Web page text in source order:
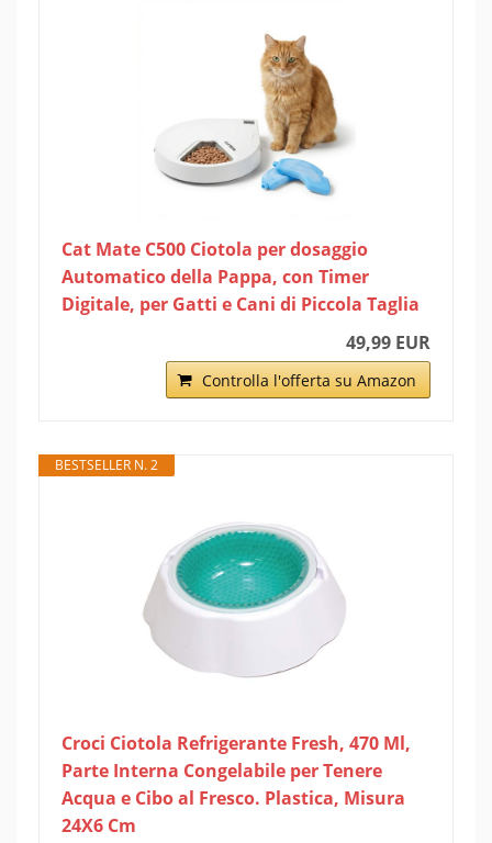
Cat Mate C500 Ciotola per dosaggio
Automatico della Pappa, con Timer
Digitale, per Gatti e Cani di Piccola Taglia
49,99 EUR
Controlla l'offerta su Amazon
BESTSELLER N. 2
Croci Ciotola Refrigerante Fresh, 470 Ml,
Parte Interna Congelabile per Tenere
Acqua e Cibo al Fresco. Plastica, Misura
24X6 Cm